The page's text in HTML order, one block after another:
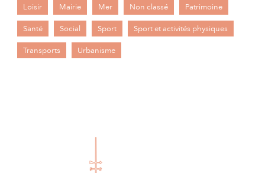
Loisir Mairie Mer Non classé Patrimoine
Santé Social Sport Sport et activités physiques
Transports Urbanisme